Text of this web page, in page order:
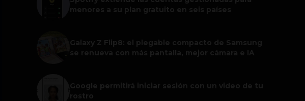
menores a su plan gratuito en seis países
Galaxy Z Flip8: el plegable compacto de Samsung
se renueva con más pantalla, mejor cámara e IA
Google permitirá iniciar sesión con un video de tu
rostro